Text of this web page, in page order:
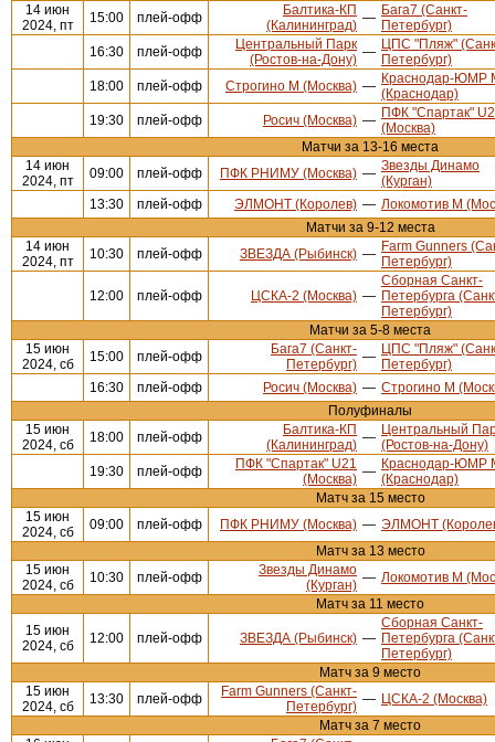
14 июн
2024, пт
15:00 плей-офф
Балтика-КП
(Калининград) — Бага7 (Санкт-
Петербург)
16:30
плей-офф
Центральный Парк
(Ростов-на-Дону) — ЦПС "Пляж"
Петербург)
18:00
плей-офф Строгино М (Москва) — Краснодар-ЮМР
(Краснодар)
19:30
плей-офф Росич (Москва) — ПФК "Спартак"
(Москва)
Матчи за 13-16 места
14 июн
2024, пт
09:00 плей-офф ПФК РНИМУ (Москва) — Звезды Динамо
(Курган)
13:30
плей-офф ЭЛМОНТ (Королев) — Локомотив М
Матчи за 9-12 места
14 июн
2024, пт
10:30 плей-офф ЗВЕЗДА (Рыбинск) — Farm Gunners
Петербург)
12:00 плей-офф ЦСКА-2 (Москва) —
Сборная Санкт-
Петербурга
Петербург)
Матчи за 5-8 места
15 июн
2024, сб
15:00 плей-офф
Бага7 (Санкт-
Петербург) — ЦПС "Пляж"
Петербург)
16:30
плей-офф Росич (Москва) — Строгино М
Полуфиналы
15 июн
2024, сб
18:00 плей-офф
Балтика-КП
(Калининград) — Центральный
(Ростов-на-Дону)
19:30
плей-офф
ПФК "Спартак" U21
(Москва) — Краснодар-ЮМР
(Краснодар)
Матч за 15 место
15 июн
2024, сб
09:00 плей-офф ПФК РНИМУ (Москва) — ЭЛМОНТ
Матч за 13 место
15 июн
2024, сб
10:30 плей-офф
Звезды Динамо
(Курган) — Локомотив М
Матч за 11 место
15 июн
2024, сб
12:00 плей-офф ЗВЕЗДА (Рыбинск) —
Сборная Санкт-
Петербурга
Петербург)
Матч за 9 место
15 июн
2024, сб
13:30 плей-офф
Farm Gunners (Санкт-
Петербург) — ЦСКА-2 (Москва)
Матч за 7 место